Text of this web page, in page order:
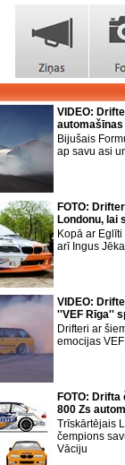
VIDEO:
Bijušais
ap savu asi
FOTO:
Londonu,
Kopā ar
arī Ingus
VIDEO:
''VEF Rīga''
Drifteri ar
emocijas
FOTO:
800 Zs
Trīskārtējais
čempions
Vāciju